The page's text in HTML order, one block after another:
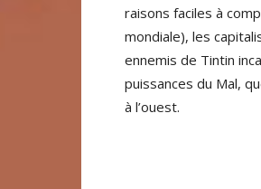
raisons faciles à
mondiale), les
ennemis de Tintin
puissances du Mal,
à l’ouest.